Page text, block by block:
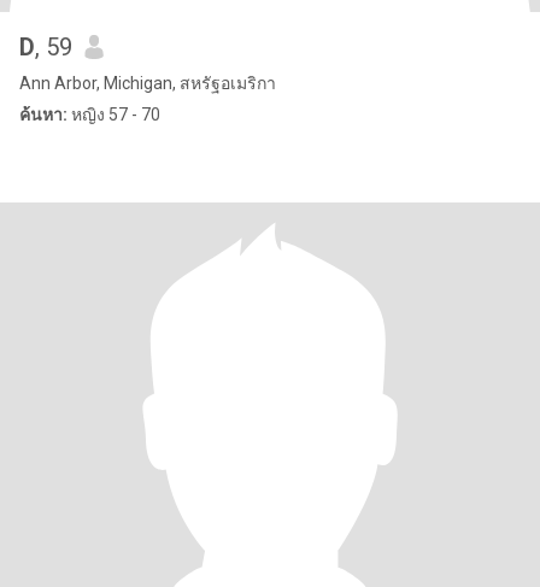
D, 59
Ann Arbor, Michigan, สหรัฐอเมริกา
ค้นหา: หญิง 57 - 70